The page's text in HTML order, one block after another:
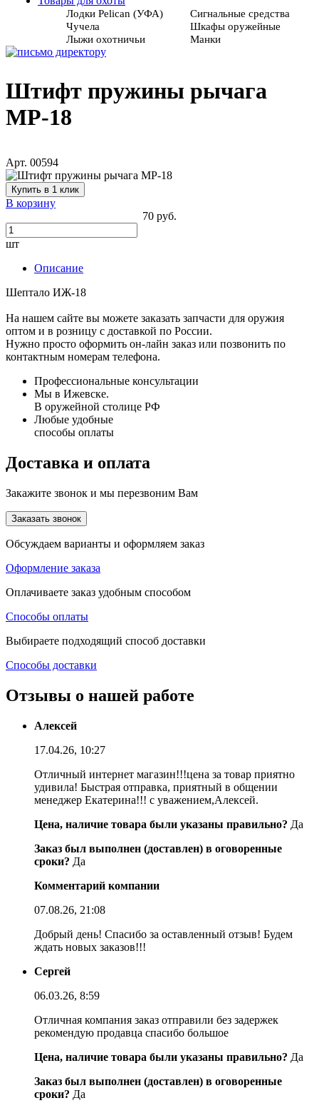
Лодки Pelican (УФА)
Сигнальные средства
Чучела
Шкафы оружейные
Лыжи охотничьи
Манки
Штифт пружины рычага
МР-18
Арт. 00594
Купить в 1 клик
В корзину
70 руб.
шт
Описание
Шептало ИЖ-18
На нашем сайте вы можете заказать запчасти для оружия
оптом и в розницу с доставкой по России.
Нужно просто оформить он-лайн заказ или позвонить по
контактным номерам телефона.
Профессиональные консультации
Мы в Ижевске.
В оружейной столице РФ
Любые удобные
способы оплаты
Доставка и оплата
Закажите звонок и мы перезвоним Вам
Заказать звонок
Обсуждаем варианты и оформляем заказ
Оформление заказа
Оплачиваете заказ удобным способом
Способы оплаты
Выбираете подходящий способ доставки
Способы доставки
Отзывы о нашей работе
Алексей
17.04.26, 10:27
Отличный интернет магазин!!!цена за товар приятно
удивила! Быстрая отправка, приятный в общении
менеджер Екатерина!!! с уважением,Алексей.
Цена, наличие товара были указаны правильно? Да
Заказ был выполнен (доставлен) в оговоренные
сроки? Да
Комментарий компании
07.08.26, 21:08
Добрый день! Спасибо за оставленный отзыв! Будем
ждать новых заказов!!!
Сергей
06.03.26, 8:59
Отличная компания заказ отправили без задержек
рекомендую продавца спасибо большое
Цена, наличие товара были указаны правильно? Да
Заказ был выполнен (доставлен) в оговоренные
сроки? Да